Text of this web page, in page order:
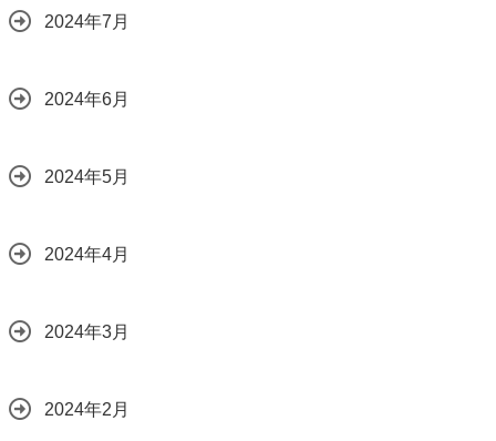
2024年7月
2024年6月
2024年5月
2024年4月
2024年3月
2024年2月